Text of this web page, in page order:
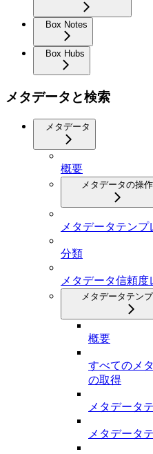
Box Notes
Box Hubs
メタデータと検索
メタデータ
概要
メタデータの操作
メタデータテン
分類
メタデータ信頼度
メタデータテン
概要
すべてのメ
の取得
メタデータ
メタデータ